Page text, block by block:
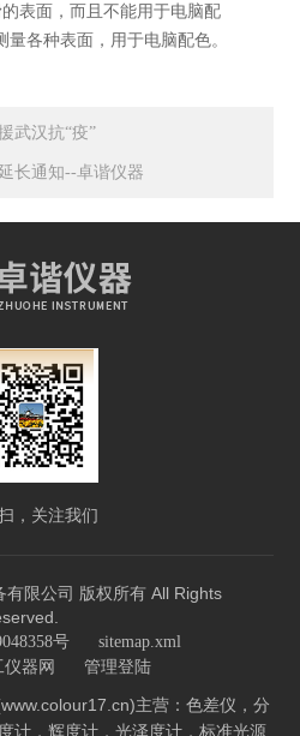
表面，而且不能用于电脑配
量各种表面，用于电脑配色。
武汉抗“疫”
长通知--卓谐仪器
，关注我们
限公司 版权所有 All Rights
号 sitemap.xml
仪器网 管理登陆
主营：色差仪，分
计，辉度计，光泽度计，标准光源